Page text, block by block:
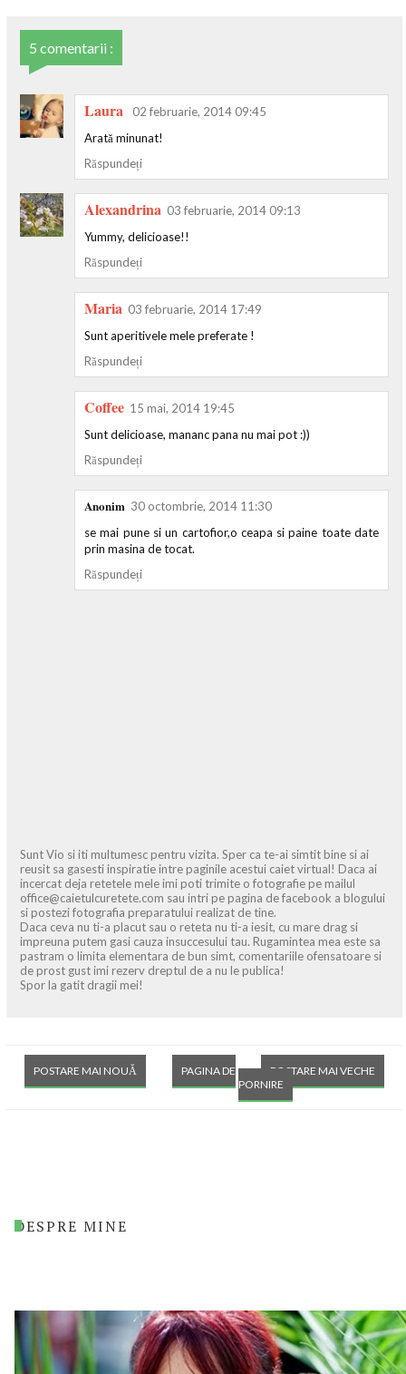
5 comentarii :
Laura
02 februarie, 2014 09:45
Arată minunat!
Răspundeți
Alexandrina 03 februarie, 2014 09:13
Yummy, delicioase!!
Răspundeți
Maria 03 februarie, 2014 17:49
Sunt aperitivele mele preferate !
Răspundeți
Coffee 15 mai, 2014 19:45
Sunt delicioase, mananc pana nu mai pot :))
Răspundeți
Anonim 30 octombrie, 2014 11:30
se mai pune si un cartofior,o ceapa si paine toate date
prin masina de tocat.
Răspundeți
Sunt Vio si iti multumesc pentru vizita. Sper ca te-ai simtit bine si ai
reusit sa gasesti inspiratie intre paginile acestui caiet virtual! Daca ai
incercat deja retetele mele imi poti trimite o fotografie pe mailul
office@caietulcuretete.com sau intri pe pagina de facebook a blogului
si postezi fotografia preparatului realizat de tine.
Daca ceva nu ti-a placut sau o reteta nu ti-a iesit, cu mare drag si
impreuna putem gasi cauza insuccesului tau. Rugamintea mea este sa
pastram o limita elementara de bun simt, comentariile ofensatoare si
de prost gust imi rezerv dreptul de a nu le publica!
Spor la gatit dragii mei!
POSTARE MAI NOUĂ POSTARE MAI VECHE
PAGINA DE
PORNIRE
DESPRE MINE